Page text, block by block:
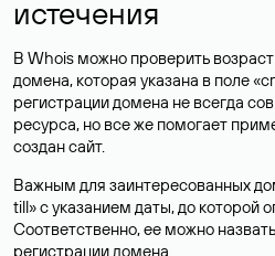
истечения
В Whois можно проверить
домена, которая указана в поле
регистрации домена не всегда
ресурса, но все же помогает
создан сайт.
Важным для заинтересованных
till» с указанием даты, до которой
Соответственно, ее можно
регистрации домена.